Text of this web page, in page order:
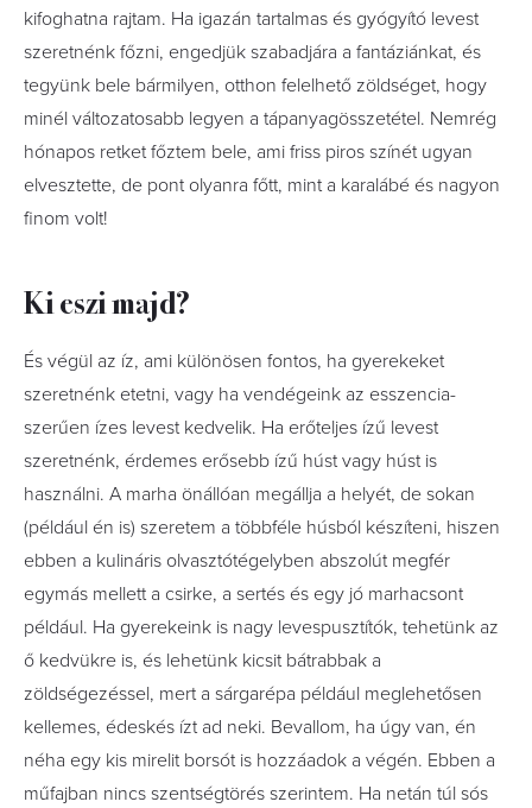
kifoghatna rajtam. Ha igazán tartalmas és gyógyító levest
szeretnénk főzni, engedjük szabadjára a fantáziánkat, és
tegyünk bele bármilyen, otthon felelhető zöldséget, hogy
minél változatosabb legyen a tápanyagösszetétel. Nemrég
hónapos retket főztem bele, ami friss piros színét ugyan
elvesztette, de pont olyanra főtt, mint a karalábé és nagyon
finom volt!
Ki eszi majd?
És végül az íz, ami különösen fontos, ha gyerekeket
szeretnénk etetni, vagy ha vendégeink az esszencia-
szerűen ízes levest kedvelik. Ha erőteljes ízű levest
szeretnénk, érdemes erősebb ízű húst vagy húst is
használni. A marha önállóan megállja a helyét, de sokan
(például én is) szeretem a többféle húsból készíteni, hiszen
ebben a kulináris olvasztótégelyben abszolút megfér
egymás mellett a csirke, a sertés és egy jó marhacsont
például. Ha gyerekeink is nagy levespusztítók, tehetünk az
ő kedvükre is, és lehetünk kicsit bátrabbak a
zöldségezéssel, mert a sárgarépa például meglehetősen
kellemes, édeskés ízt ad neki. Bevallom, ha úgy van, én
néha egy kis mirelit borsót is hozzáadok a végén. Ebben a
műfajban nincs szentségtörés szerintem. Ha netán túl sós